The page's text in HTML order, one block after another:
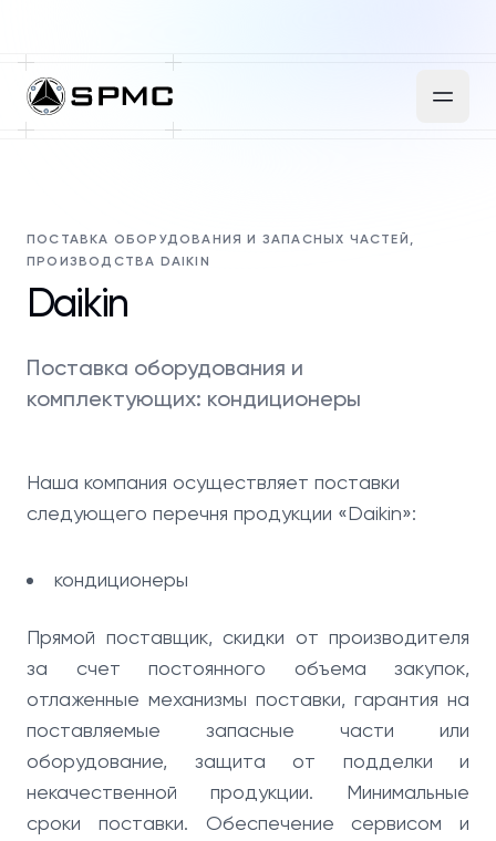
ПОСТАВКА ОБОРУДОВАНИЯ И ЗАПАСНЫХ ЧАСТЕЙ,
ПРОИЗВОДСТВА DAIKIN
Daikin
Поставка оборудования и
комплектующих: кондиционеры
Наша компания осуществляет поставки
следующего перечня продукции «Daikin»:
кондиционеры
Прямой поставщик, скидки от производителя
за счет постоянного объема закупок,
отлаженные механизмы поставки, гарантия на
поставляемые запасные части или
оборудование, защита от подделки и
некачественной продукции. Минимальные
сроки поставки. Обеспечение сервисом и